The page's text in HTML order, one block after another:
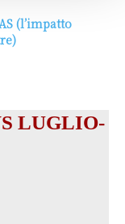
(l’impatto
LUGLIO-